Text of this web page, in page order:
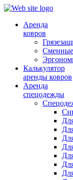
Аренда
ковров
Калькулятор
аренды ковров
Аренда
спецодежды